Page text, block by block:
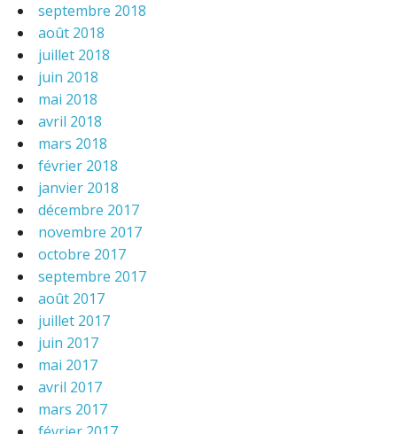
septembre 2018
août 2018
juillet 2018
juin 2018
mai 2018
avril 2018
mars 2018
février 2018
janvier 2018
décembre 2017
novembre 2017
octobre 2017
septembre 2017
août 2017
juillet 2017
juin 2017
mai 2017
avril 2017
mars 2017